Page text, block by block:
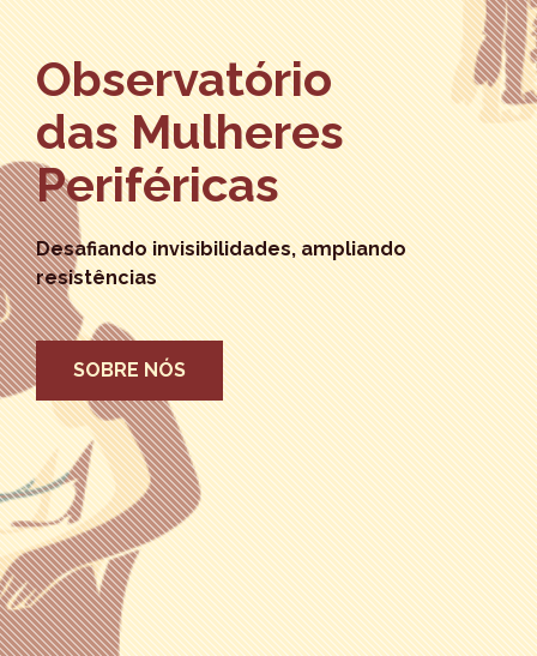
Observatório
das Mulheres
Periféricas
Desafiando invisibilidades, ampliando
resistências
SOBRE NÓS